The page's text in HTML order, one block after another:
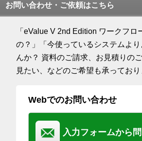
お問い合わせ・ご依頼はこちら
「eValue V 2nd Edition ワークフ
の？」「今使っているシステムよ
んか？ 資料のご請求、お見積りの
見たい、などのご希望も承ってお
Webでのお問い合わせ
入力フォームから